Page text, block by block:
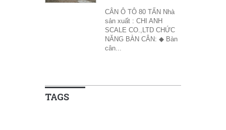
CÂN Ô TÔ 80 TẤN Nhà
sản xuất : CHI ANH
SCALE CO.,LTD CHỨC
NĂNG BÀN CÂN: ◆ Bàn
cân...
TAGS